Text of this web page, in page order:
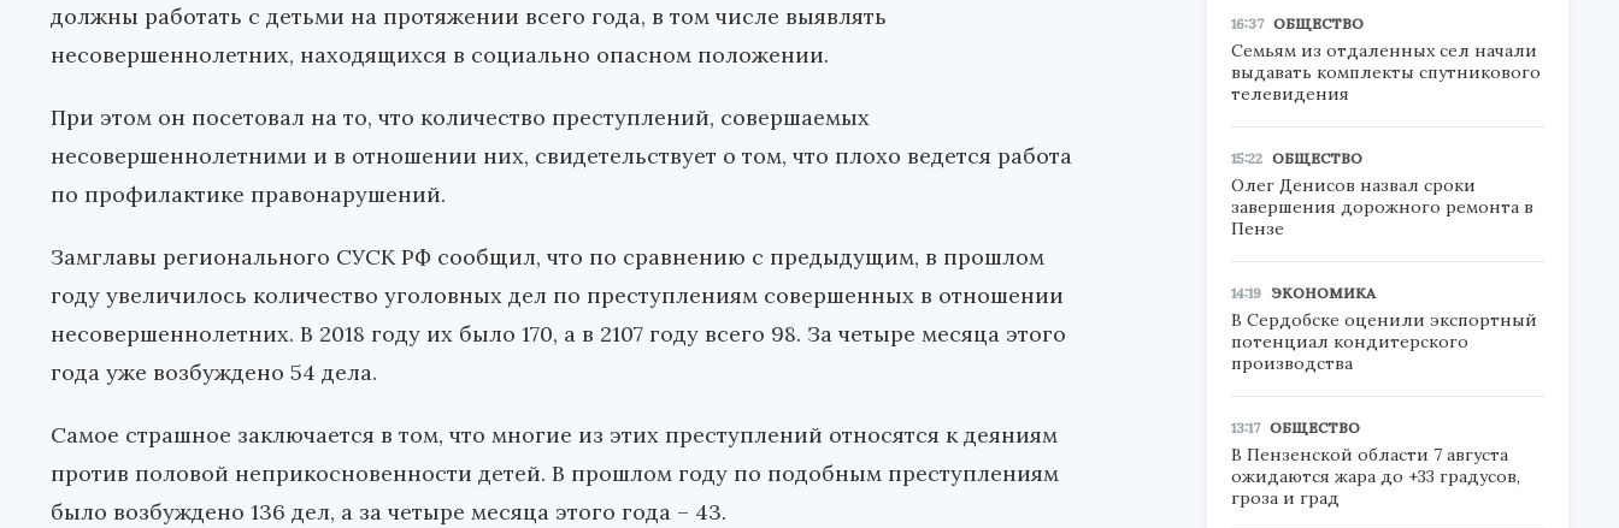
должны работать с детьми на протяжении всего года, в том числе выявлять
несовершеннолетних, находящихся в социально опасном положении.
При этом он посетовал на то, что количество преступлений, совершаемых
несовершеннолетними и в отношении них, свидетельствует о том, что плохо ведется работа
по профилактике правонарушений.
Замглавы регионального СУСК РФ сообщил, что по сравнению с предыдущим, в прошлом
году увеличилось количество уголовных дел по преступлениям совершенных в отношении
несовершеннолетних. В 2018 году их было 170, а в 2107 году всего 98. За четыре месяца этого
года уже возбуждено 54 дела.
Самое страшное заключается в том, что многие из этих преступлений относятся к деяниям
против половой неприкосновенности детей. В прошлом году по подобным преступлениям
было возбуждено 136 дел, а за четыре месяца этого года – 43.
16:37 ОБЩЕСТВО
Семьям из отдаленных сел начали
выдавать комплекты спутникового
телевидения
15:22 ОБЩЕСТВО
Олег Денисов назвал сроки
завершения дорожного ремонта в
Пензе
14:19 ЭКОНОМИКА
В Сердобске оценили экспортный
потенциал кондитерского
производства
13:17 ОБЩЕСТВО
В Пензенской области 7 августа
ожидаются жара до +33 градусов,
гроза и град